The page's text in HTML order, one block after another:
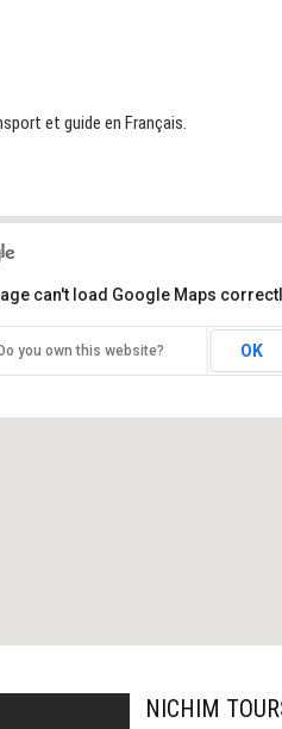
et guide en Français.
TOUR AUX VILLAGES ET
CHAPELLES DES INDIENS
can't load Google Maps
you own this website? OK
NICHIM